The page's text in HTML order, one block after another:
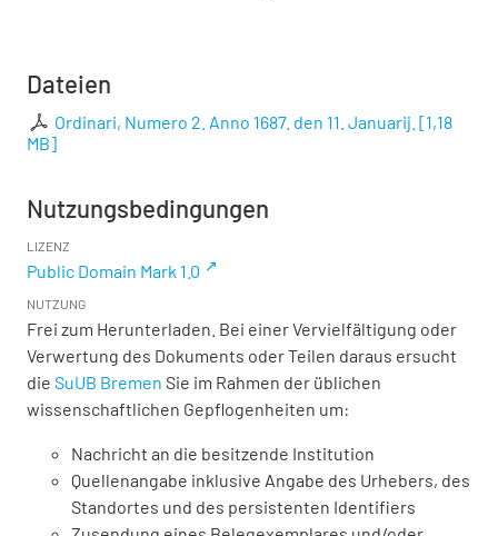
Dateien
Ordinari, Numero 2. Anno 1687. den 11. Januarij. [1,18
MB]
Nutzungsbedingungen
LIZENZ
Public Domain Mark 1.0
NUTZUNG
Frei zum Herunterladen. Bei einer Vervielfältigung oder
Verwertung des Dokuments oder Teilen daraus ersucht
die SuUB Bremen Sie im Rahmen der üblichen
wissenschaftlichen Gepflogenheiten um:
Nachricht an die besitzende Institution
Quellenangabe inklusive Angabe des Urhebers, des
Standortes und des persistenten Identifiers